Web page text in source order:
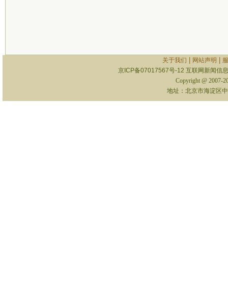
关于我们 网站声明
京ICP备07017567号-12 互联网新闻信
Copyright @ 2007-
地址：北京市海淀区